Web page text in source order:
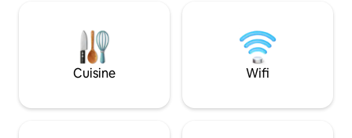
Cuisine Wifi